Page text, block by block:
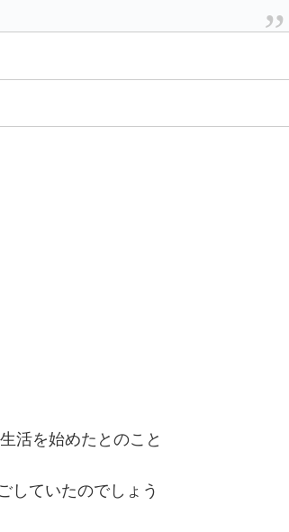
活を始めたとのこと
していたのでしょう